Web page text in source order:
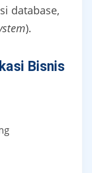
database,
).
Bisnis